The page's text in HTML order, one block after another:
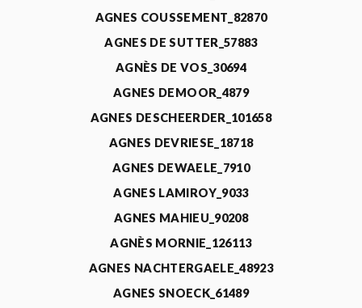
AGNES COUSSEMENT_82870
AGNES DE SUTTER_57883
AGNÈS DE VOS_30694
AGNES DEMOOR_4879
AGNES DESCHEERDER_101658
AGNES DEVRIESE_18718
AGNES DEWAELE_7910
AGNES LAMIROY_9033
AGNES MAHIEU_90208
AGNÈS MORNIE_126113
AGNES NACHTERGAELE_48923
AGNES SNOECK_61489